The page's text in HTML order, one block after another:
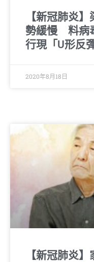
【新冠肺炎
勢緩慢 料病
行現「U形反彈
2020年8月18日
【新冠肺炎